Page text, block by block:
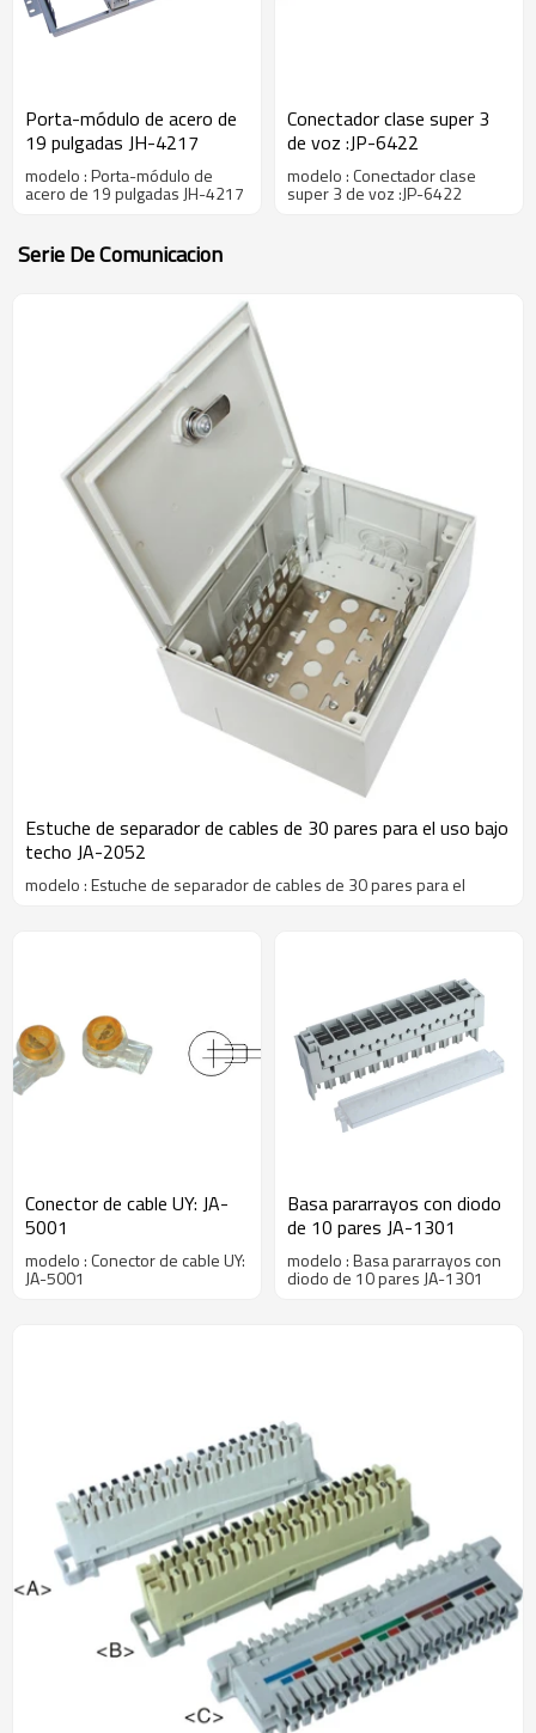
Porta-módulo de acero de
19 pulgadas JH-4217
modelo : Porta-módulo de
acero de 19 pulgadas JH-4217
Conectador clase super 3
de voz :JP-6422
modelo : Conectador clase
super 3 de voz :JP-6422
Serie De Comunicacion
Estuche de separador de cables de 30 pares para el uso bajo
techo JA-2052
modelo : Estuche de separador de cables de 30 pares para el
Conector de cable UY: JA-
5001
modelo : Conector de cable UY:
JA-5001
Basa pararrayos con diodo
de 10 pares JA-1301
modelo : Basa pararrayos con
diodo de 10 pares JA-1301